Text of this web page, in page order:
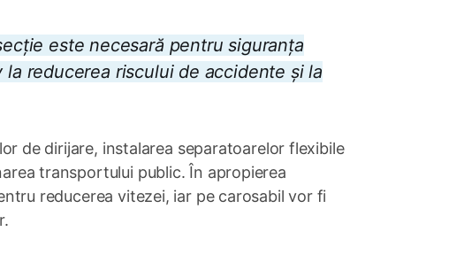
este necesară pentru siguranța
reducerea riscului de accidente și la
de dirijare, instalarea separatoarelor flexibile
transportului public. În apropierea
reducerea vitezei, iar pe carosabil vor fi